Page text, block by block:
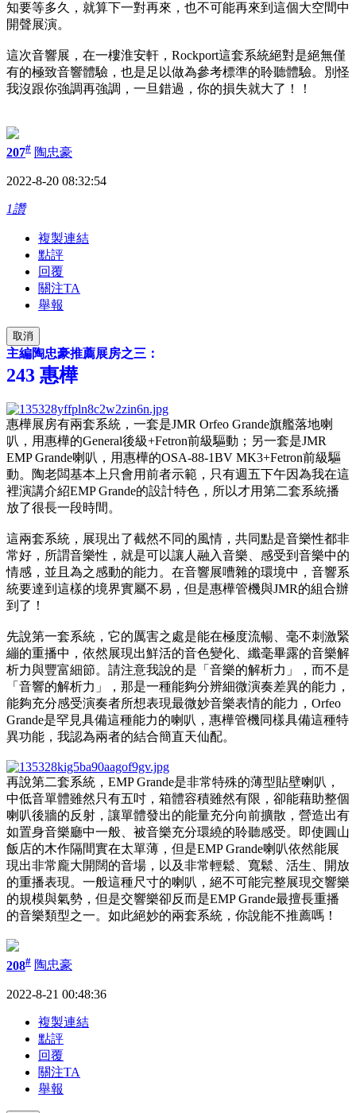
知要等多久，就算下一對再來，也不可能再來到這個大空間中
開聲展演。
這次音響展，在一樓淮安軒，Rockport這套系統絕對是絕無僅
有的極致音響體驗，也是足以做為參考標準的聆聽體驗。別怪
我沒跟你強調再強調，一旦錯過，你的損失就大了！！
207# 陶忠豪
2022-8-20 08:32:54
1讚
複製連結
點評
回覆
關注TA
舉報
取消
主編陶忠豪推薦展房之三：
243 惠樺
惠樺展房有兩套系統，一套是JMR Orfeo Grande旗艦落地喇
叭，用惠樺的General後級+Fetron前級驅動；另一套是JMR
EMP Grande喇叭，用惠樺的OSA-88-1BV MK3+Fetron前級驅
動。陶老闆基本上只會用前者示範，只有週五下午因為我在這
裡演講介紹EMP Grande的設計特色，所以才用第二套系統播
放了很長一段時間。
這兩套系統，展現出了截然不同的風情，共同點是音樂性都非
常好，所謂音樂性，就是可以讓人融入音樂、感受到音樂中的
情感，並且為之感動的能力。在音響展嘈雜的環境中，音響系
統要達到這樣的境界實屬不易，但是惠樺管機與JMR的組合辦
到了！
先說第一套系統，它的厲害之處是能在極度流暢、毫不刺激緊
繃的重播中，依然展現出鮮活的音色變化、纖毫畢露的音樂解
析力與豐富細節。請注意我說的是「音樂的解析力」，而不是
「音響的解析力」，那是一種能夠分辨細微演奏差異的能力，
能夠充分感受演奏者所想表現最微妙音樂表情的能力，Orfeo
Grande是罕見具備這種能力的喇叭，惠樺管機同樣具備這種特
異功能，我認為兩者的結合簡直天仙配。
再說第二套系統，EMP Grande是非常特殊的薄型貼壁喇叭，
中低音單體雖然只有五吋，箱體容積雖然有限，卻能藉助整個
喇叭後牆的反射，讓單體發出的能量充分向前擴散，營造出有
如置身音樂廳中一般、被音樂充分環繞的聆聽感受。即使圓山
飯店的木作隔間實在太單薄，但是EMP Grande喇叭依然能展
現出非常龐大開闊的音場，以及非常輕鬆、寬鬆、活生、開放
的重播表現。一般這種尺寸的喇叭，絕不可能完整展現交響樂
的規模與氣勢，但是交響樂卻反而是EMP Grande最擅長重播
的音樂類型之一。如此絕妙的兩套系統，你說能不推薦嗎！
208# 陶忠豪
2022-8-21 00:48:36
複製連結
點評
回覆
關注TA
舉報